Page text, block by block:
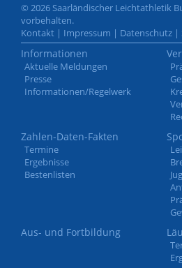
© 2026 Saarländischer Leichtathletik
vorbehalten.
Kontakt | Impressum | Datenschutz |
Informationen
Aktuelle Meldungen
Presse
Informationen/Regelwerk
Zahlen-Daten-Fakten
Termine
Ergebnisse
Bestenlisten
Aus- und Fortbildung